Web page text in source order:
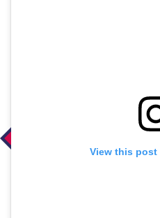
View this post